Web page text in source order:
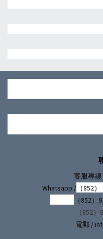
客服專線
Whatsapp /（852）
（852）
（852）
電郵 /